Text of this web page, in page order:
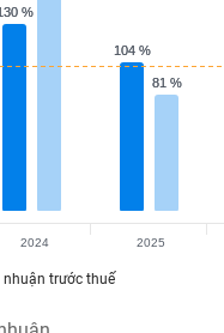
%
%
104 %
104 %
81 %
81 %
nhuận trước thuế
2024 2025